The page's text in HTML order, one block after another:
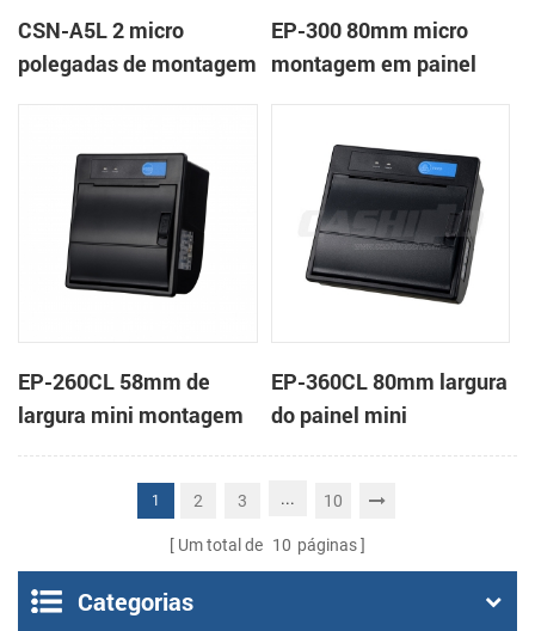
CSN-A5L 2 micro
polegadas de montagem
EP-300 80mm micro
montagem em painel
EP-260CL 58mm de
largura mini montagem
em painel impressora
térmica com a auto-
EP-360CL 80mm largura
do painel mini
impressora térmica com
1 2 3 ... 10
Um total de 10 páginas
Categorias